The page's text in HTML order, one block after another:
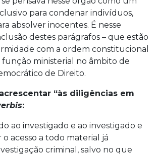
para condenar indivíduos,
absolver inocentes. É nesse
destes parágrafos – que estão
com a ordem constitucional
função ministerial no âmbito de
de Direito.
“às diligências em
:
ao investigado e ao investigado e
acesso a todo material já
criminal, salvo no que